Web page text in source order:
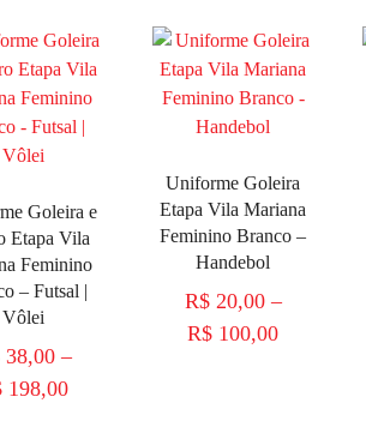
Goleira e
Etapa Vila
Feminino
– Futsal |
Vôlei
38,00 –
198,00
Uniforme Goleira
Etapa Vila Mariana
Feminino Branco –
Handebol
R$20,00 –
R$ 100,00